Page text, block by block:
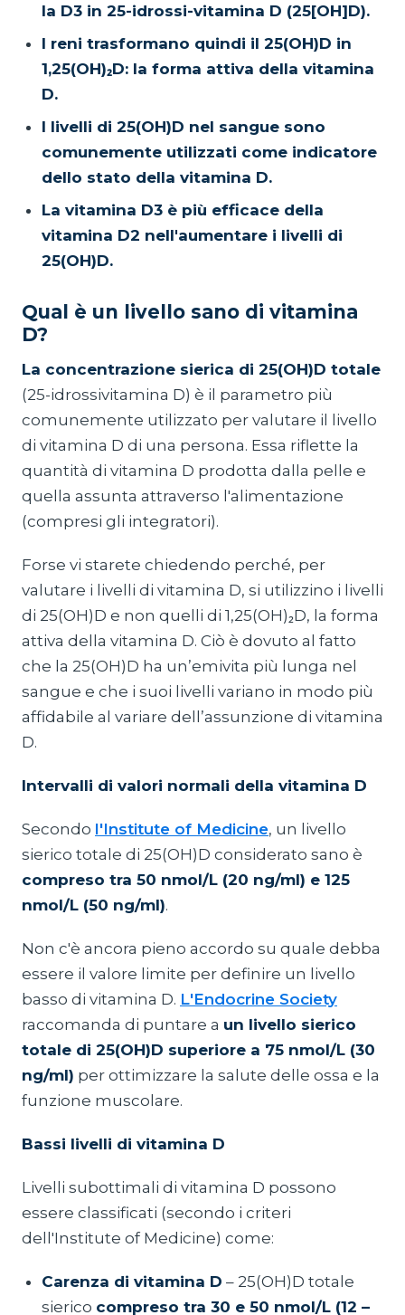
la D3 in 25-idrossi-vitamina D (25[OH]D).
I reni trasformano quindi il 25(OH)D in
1,25(OH)₂D: la forma attiva della vitamina
D.
I livelli di 25(OH)D nel sangue sono
comunemente utilizzati come indicatore
dello stato della vitamina D.
La vitamina D3 è più efficace della
vitamina D2 nell'aumentare i livelli di
25(OH)D.
Qual è un livello sano di vitamina
D?
La concentrazione sierica di 25(OH)D totale
(25-idrossivitamina D) è il parametro più
comunemente utilizzato per valutare il livello
di vitamina D di una persona. Essa riflette la
quantità di vitamina D prodotta dalla pelle e
quella assunta attraverso l'alimentazione
(compresi gli integratori).
Forse vi starete chiedendo perché, per
valutare i livelli di vitamina D, si utilizzino i livelli
di 25(OH)D e non quelli di 1,25(OH)₂D, la forma
attiva della vitamina D. Ciò è dovuto al fatto
che la 25(OH)D ha un’emivita più lunga nel
sangue e che i suoi livelli variano in modo più
affidabile al variare dell’assunzione di vitamina
D.
Intervalli di valori normali della vitamina D
Secondo l'Institute of Medicine, un livello
sierico totale di 25(OH)D considerato sano è
compreso tra 50 nmol/L (20 ng/ml) e 125
nmol/L (50 ng/ml).
Non c'è ancora pieno accordo su quale debba
essere il valore limite per definire un livello
basso di vitamina D. L'Endocrine Society
raccomanda di puntare a un livello sierico
totale di 25(OH)D superiore a 75 nmol/L (30
ng/ml) per ottimizzare la salute delle ossa e la
funzione muscolare.
Bassi livelli di vitamina D
Livelli subottimali di vitamina D possono
essere classificati (secondo i criteri
dell'Institute of Medicine) come:
Carenza di vitamina D – 25(OH)D totale
sierico compreso tra 30 e 50 nmol/L (12 –